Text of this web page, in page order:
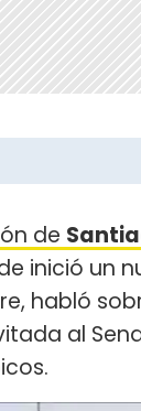
de
inició un
habló
al